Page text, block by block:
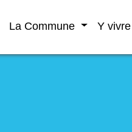
La Commune Y vivre